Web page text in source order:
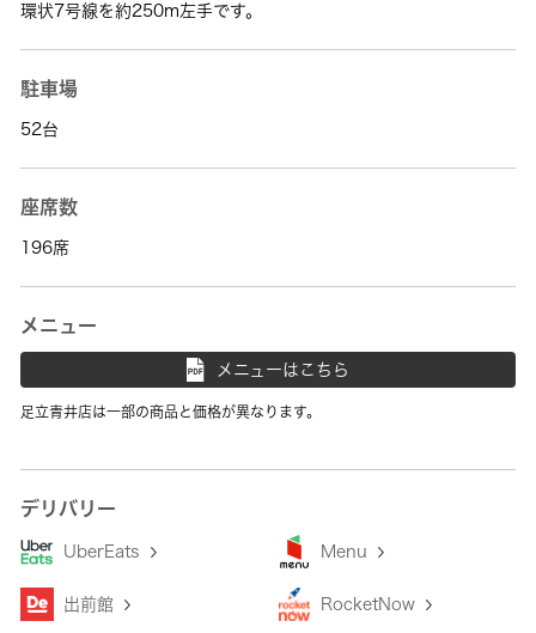
環状7号線を約250m左手です。
駐車場
52台
座席数
196席
メニュー
メニューはこちら
足立青井店は一部の商品と価格が異なります。
デリバリー
UberEats Menu
出前館 RocketNow